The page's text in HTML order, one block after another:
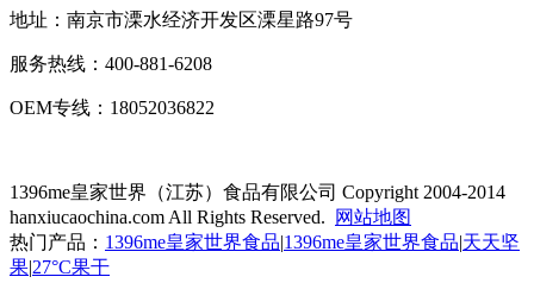
地址：南京市溧水经济开发区溧星路97号
服务热线：400-881-6208
OEM专线：18052036822
1396me皇家世界（江苏）食品有限公司 Copyright 2004-2014
hanxiucaochina.com All Rights Reserved.
网站地图
热门产品： 1396me皇家世界食品|1396me皇家世界食品|天天坚
果|27°C果干